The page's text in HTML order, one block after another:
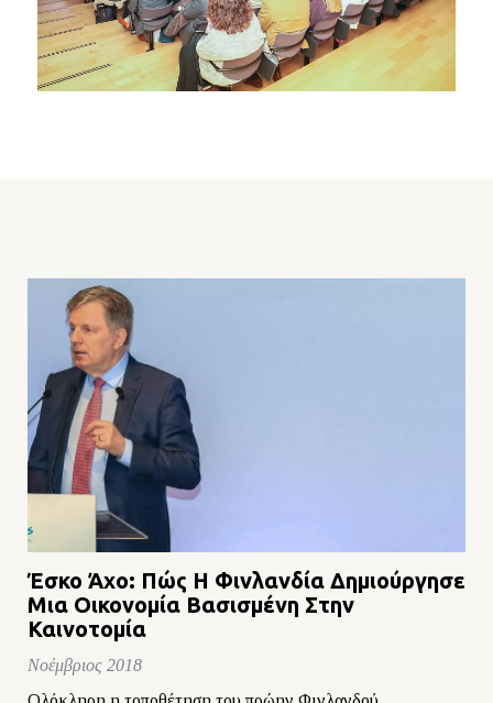
Έσκο Άχο: Πώς Η Φινλανδία Δημιούργησε
Μια Οικονομία Βασισμένη Στην
Καινοτομία
Νοέμβριος 2018